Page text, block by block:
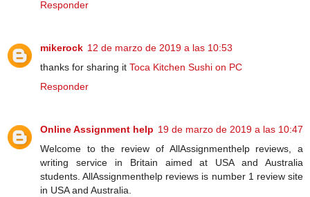
Responder
mikerock 12 de marzo de 2019 a las 10:53
thanks for sharing it Toca Kitchen Sushi on PC
Responder
Online Assignment help 19 de marzo de 2019 a las 10:47
Welcome to the review of AllAssignmenthelp reviews, a
writing service in Britain aimed at USA and Australia
students. AllAssignmenthelp reviews is number 1 review site
in USA and Australia.